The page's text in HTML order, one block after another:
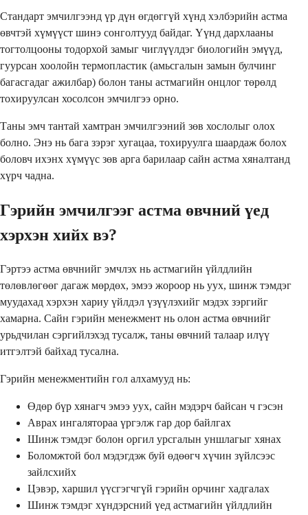
Стандарт эмчилгээнд үр дүн өгдөггүй хүнд хэлбэрийн астма
өвчтэй хүмүүст шинэ сонголтууд байдаг. Үүнд дархлааны
тогтолцооны тодорхой замыг чиглүүлдэг биологийн эмүүд,
гуурсан хоолойн термопластик (амьсгалын замын булчинг
багасгадаг ажилбар) болон таны астмагийн онцлог төрөлд
тохируулсан хосолсон эмчилгээ орно.
Таны эмч тантай хамтран эмчилгээний зөв хослолыг олох
болно. Энэ нь бага зэрэг хугацаа, тохируулга шаардаж болох
боловч ихэнх хүмүүс зөв арга барилаар сайн астма хяналтанд
хүрч чадна.
Гэрийн эмчилгээг астма өвчний үед
хэрхэн хийх вэ?
Гэртээ астма өвчнийг эмчлэх нь астмагийн үйлдлийн
төлөвлөгөөг дагаж мөрдөх, эмээ жороор нь уух, шинж тэмдэг
муудахад хэрхэн хариу үйлдэл үзүүлэхийг мэдэх зэргийг
хамарна. Сайн гэрийн менежмент нь олон астма өвчнийг
урьдчилан сэргийлэхэд тусалж, таны өвчний талаар илүү
итгэлтэй байхад тусална.
Гэрийн менежментийн гол алхамууд нь:
Өдөр бүр хянагч эмээ уух, сайн мэдэрч байсан ч гэсэн
Аврах ингалятораа үргэлж гар дор байлгах
Шинж тэмдэг болон оргил урсгалын уншлагыг хянах
Боломжтой бол мэдэгдэж буй өдөөгч хүчин зүйлсээс
зайлсхийх
Цэвэр, харшил үүсгэгчгүй гэрийн орчинг хадгалах
Шинж тэмдэг хүндэрсний үед астмагийн үйлдлийн